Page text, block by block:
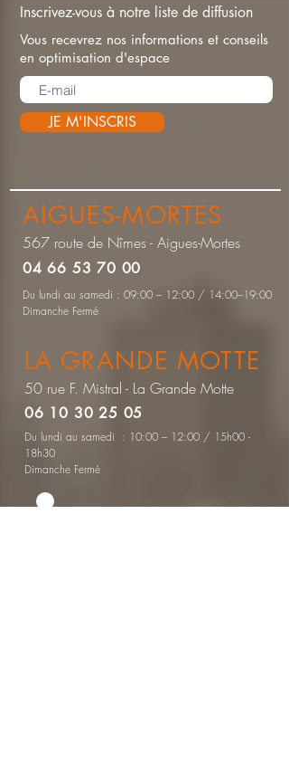
Inscrivez-vous à notre liste de diffusion
Vous recevrez nos informations et conseils
en optimisation d'espace
JE M'INSCRIS
AIGUES-MORTES
567 route de Nîmes - Aigues-Mortes
04 66 53 70 00
Du lundi au samedi : 09:00 – 12:00 / 14:00–19:00
Dimanche Fermé
LA GRANDE MOTTE
50 rue F. Mistral - La Grande Motte
06 10 30 25 05
Du lundi au samedi : 10:00 – 12:00 / 15h00 -
18h30
Dimanche Fermé